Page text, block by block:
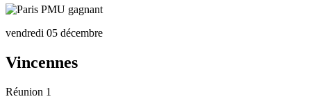
vendredi 05 décembre
Vincennes
Réunion 1